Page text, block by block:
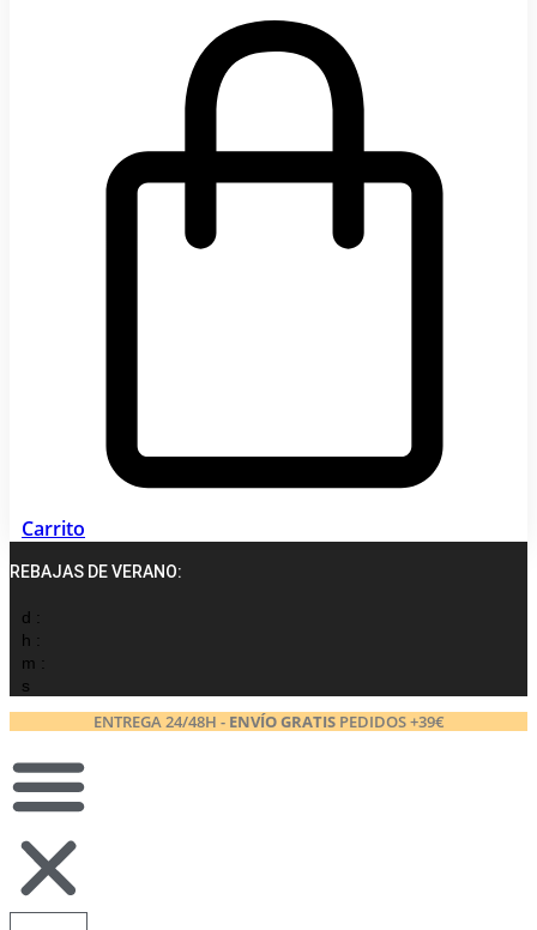
Carrito
REBAJAS DE VERANO:
d :
h :
m :
s
ENTREGA 24/48H - ENVÍO GRATISPEDIDOS +39€